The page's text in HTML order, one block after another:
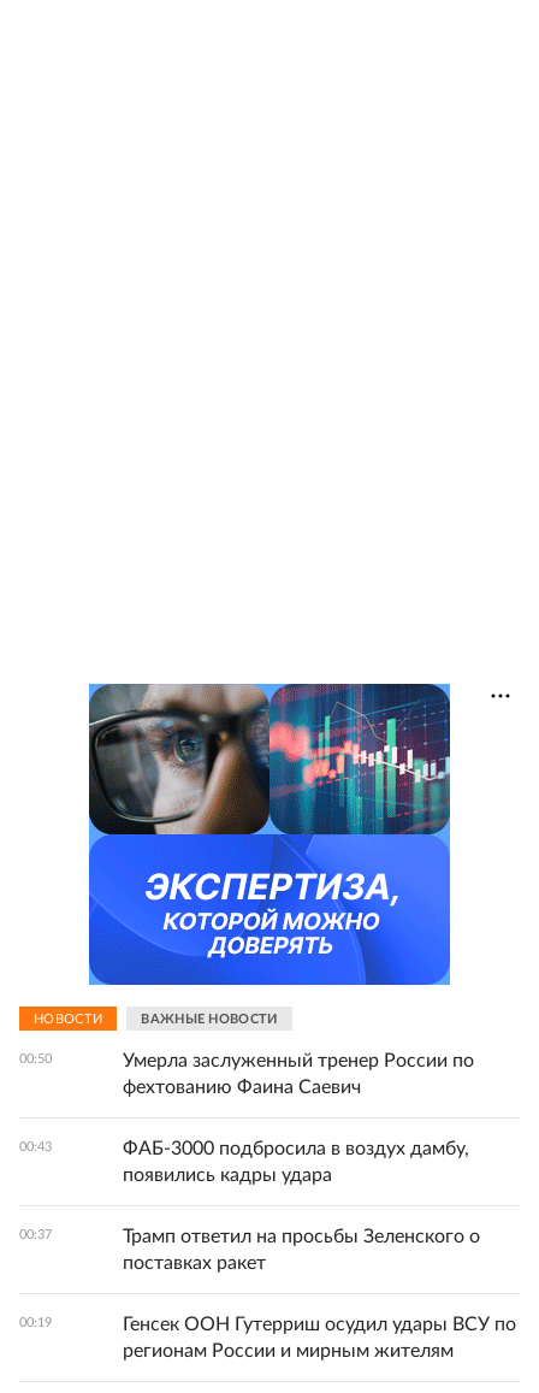
НОВОСТИ ВАЖНЫЕ НОВОСТИ
00:50
Умерла заслуженный тренер России по
фехтованию Фаина Саевич
00:43
ФАБ-3000 подбросила в воздух дамбу,
появились кадры удара
00:37
Трамп ответил на просьбы Зеленского о
поставках ракет
00:19
Генсек ООН Гутерриш осудил удары ВСУ по
регионам России и мирным жителям